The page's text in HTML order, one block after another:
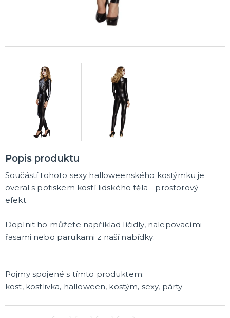
Popis produktu
Součástí tohoto sexy halloweenského kostýmku je
overal s potiskem kostí lidského těla - prostorový
efekt.
Doplnit ho můžete například líčidly, nalepovacími
řasami nebo parukami z naší nabídky.
Pojmy spojené s tímto produktem:
kost, kostlivka, halloween, kostým, sexy, párty